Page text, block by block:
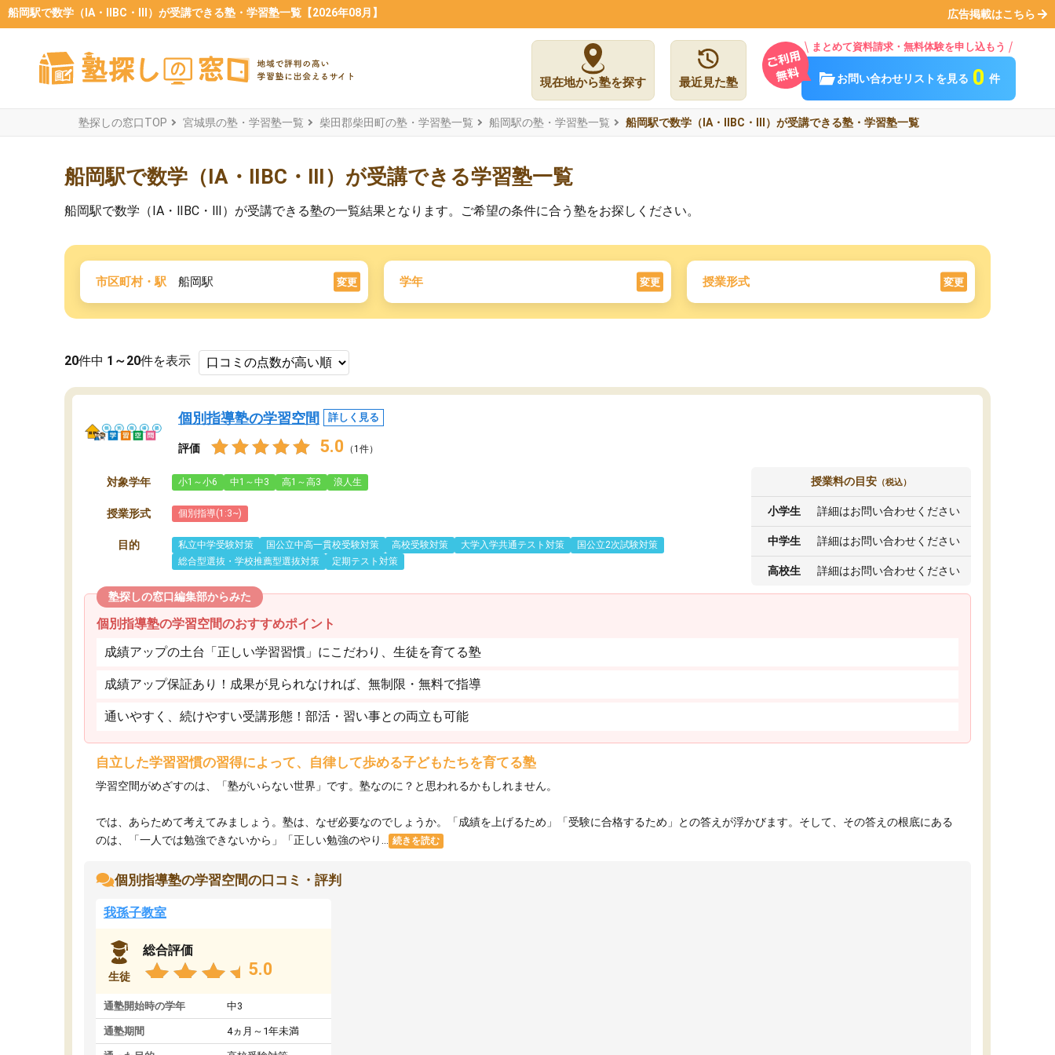
船岡駅で数学（ⅠA・ⅡBC・Ⅲ）が受講できる塾・学習塾一覧【2026年08月】 広告掲載はこちら
現在地から塾を探す 最近見た塾
まとめて資料請求・無料体験を申し込もう
お問い合わせリストを見る 0 件
塾探しの窓口TOP 宮城県の塾・学習塾一覧 柴田郡柴田町の塾・学習塾一覧 船岡駅の塾・学習塾一覧 船岡駅で数学（ⅠA・ⅡBC・Ⅲ）が受講できる塾・学習塾一覧
船岡駅で数学（ⅠA・ⅡBC・Ⅲ）が受講できる学習塾一覧
船岡駅で数学（ⅠA・ⅡBC・Ⅲ）が受講できる塾の一覧結果となります。ご希望の条件に合う塾をお探しください。
市区町村・駅 船岡駅 変更 学年 変更 授業形式 変更
20件中 1～20件を表示
個別指導塾の学習空間 詳しく見る
評価 5.0 （1件）
対象学年 小1～小6 中1～中3 高1～高3 浪人生
授業形式 個別指導(1:3~)
目的 私立中学受験対策 国公立中高一貫校受験対策 高校受験対策 大学入学共通テスト対策
国公立2次試験対策
総合型選抜・学校推薦型選抜対策
定期テスト対策
授業料の目安 （税込）
小学生 詳細はお問い合わせください
中学生 詳細はお問い合わせください
高校生 詳細はお問い合わせください
塾探しの窓口編集部からみた
個別指導塾の学習空間のおすすめポイント
成績アップの土台「正しい学習習慣」にこだわり、生徒を育てる塾
成績アップ保証あり！成果が見られなければ、無制限・無料で指導
通いやすく、続けやすい受講形態！部活・習い事との両立も可能
自立した学習習慣の習得によって、自律して歩める子どもたちを育てる塾
学習空間がめざすのは、「塾がいらない世界」です。塾なのに？と思われるかもしれません。
では、あらためて考えてみましょう。塾は、なぜ必要なのでしょうか。「成績を上げるため」「受験に合格するため」との答えが浮かびます。そして、その答えの根底にある
のは、「一人では勉強できないから」「正しい勉強のやり...
続きを読む
個別指導塾の学習空間の口コミ・評判
我孫子教室
生徒
総合評価
5.0
通塾開始時の学年 中3
通塾期間 4ヵ月～1年未満